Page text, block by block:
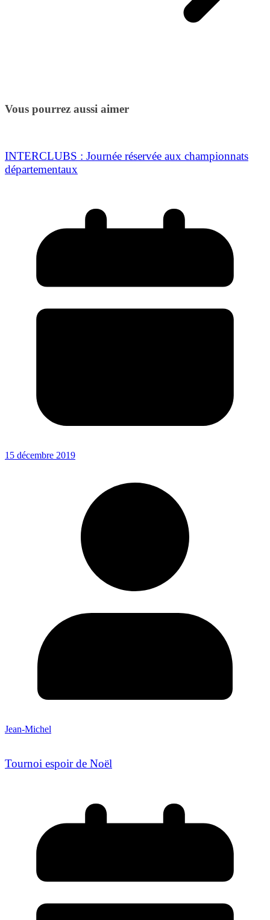
Vous pourrez aussi aimer
INTERCLUBS : Journée réservée aux championnats
départementaux
15 décembre 2019
Jean-Michel
Tournoi espoir de Noël